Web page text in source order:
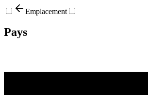
Emplacement
Pays